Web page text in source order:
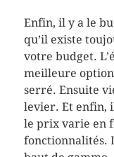
Enfin, il y a le
qu’il existe
votre budget.
meilleure option
serré. Ensuite
levier. Et enfin,
le prix varie en
fonctionnalités.